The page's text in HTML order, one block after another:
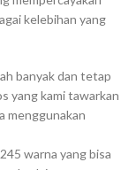
kelebihan yang
banyak dan tetap
yang kami tawarkan
menggunakan
warna yang bisa